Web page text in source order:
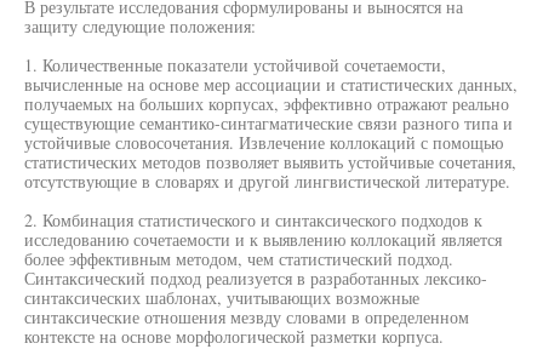
В результате исследования сформулированы и выносятся на
защиту следующие положения:
1. Количественные показатели устойчивой сочетаемости,
вычисленные на основе мер ассоциации и статистических данных,
получаемых на больших корпусах, эффективно отражают реально
существующие семантико-синтагматические связи разного типа и
устойчивые словосочетания. Извлечение коллокаций с помощью
статистических методов позволяет выявить устойчивые сочетания,
отсутствующие в словарях и другой лингвистической литературе.
2. Комбинация статистического и синтаксического подходов к
исследованию сочетаемости и к выявлению коллокаций является
более эффективным методом, чем статистический подход.
Синтаксический подход реализуется в разработанных лексико-
синтаксических шаблонах, учитывающих возможные
синтаксические отношения мезвду словами в определенном
контексте на основе морфологической разметки корпуса.